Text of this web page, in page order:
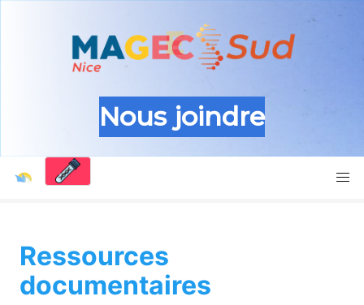
Nous joindre
Ressources
documentaires